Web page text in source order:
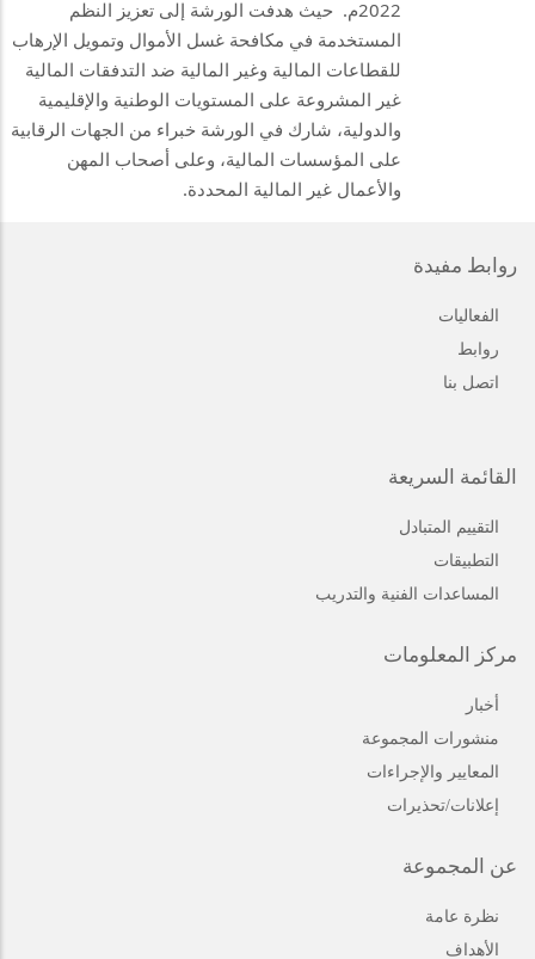
2022م.
حيث هدفت الورشة إلى تعزيز النظم
المستخدمة في مكافحة غسل الأموال وتمويل الإرهاب
للقطاعات المالية وغير المالية ضد التدفقات المالية
غير المشروعة على المستويات الوطنية والإقليمية
والدولية، شارك في الورشة خبراء من الجهات الرقابية
على المؤسسات المالية، وعلى أصحاب المهن
والأعمال غير المالية المحددة.
روابط مفيدة
الفعاليات
روابط
اتصل بنا
القائمة السريعة
التقييم المتبادل
التطبيقات
المساعدات الفنية والتدريب
مركز المعلومات
أخبار
منشورات المجموعة
المعايير والإجراءات
إعلانات/تحذيرات
عن المجموعة
نظرة عامة
الأهداف